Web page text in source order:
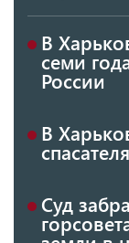
В
семи
России
В
спасателя
Суд